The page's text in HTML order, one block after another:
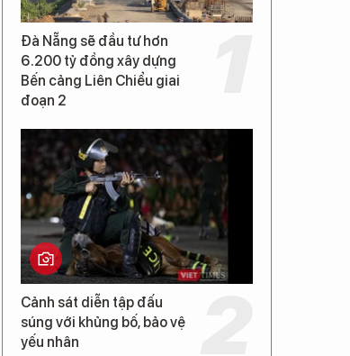
Đà Nẵng sẽ đầu tư hơn
6.200 tỷ đồng xây dựng
Bến cảng Liên Chiểu giai
đoạn 2
Cảnh sát diễn tập đấu
súng với khủng bố, bảo vệ
yếu nhân